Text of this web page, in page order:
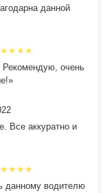
данной
очень
Все аккуратно и
данному водителю